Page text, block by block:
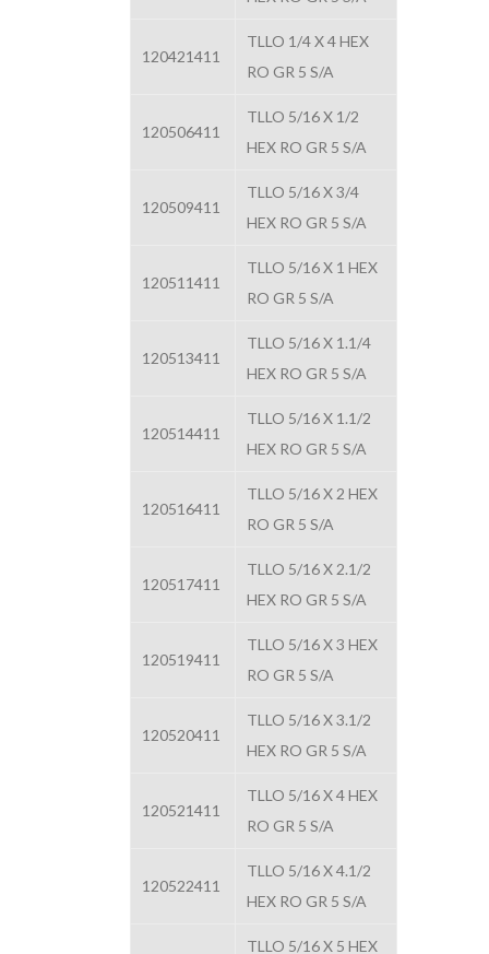
120421411
TLLO 1/4 X 4 HEX
RO GR 5 S/A
120506411
TLLO 5/16 X 1/2
HEX RO GR 5 S/A
120509411
TLLO 5/16 X 3/4
HEX RO GR 5 S/A
120511411
TLLO 5/16 X 1 HEX
RO GR 5 S/A
120513411
TLLO 5/16 X 1.1/4
HEX RO GR 5 S/A
120514411
TLLO 5/16 X 1.1/2
HEX RO GR 5 S/A
120516411
TLLO 5/16 X 2 HEX
RO GR 5 S/A
120517411
TLLO 5/16 X 2.1/2
HEX RO GR 5 S/A
120519411
TLLO 5/16 X 3 HEX
RO GR 5 S/A
120520411
TLLO 5/16 X 3.1/2
HEX RO GR 5 S/A
120521411
TLLO 5/16 X 4 HEX
RO GR 5 S/A
120522411
TLLO 5/16 X 4.1/2
HEX RO GR 5 S/A
TLLO 5/16 X 5 HEX